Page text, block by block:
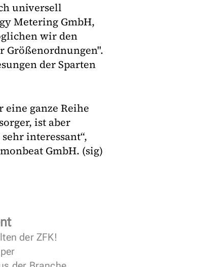
universell
Metering GmbH,
wir den
Größenordnungen".
der Sparten
eine ganze Reihe
ist aber
interessant“,
GmbH. (sig)
der ZFK!